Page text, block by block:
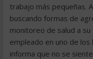
trabajo más pequeñas.
buscando formas de
monitoreo de salud a
empleado en uno de
informa que no se